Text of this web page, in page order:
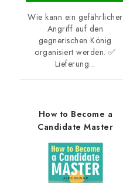
Wie kann ein gefährlicher
Angriff auf den
gegnerischen König
organisiert werden. ✅
Lieferung...
How to Become a
Candidate Master